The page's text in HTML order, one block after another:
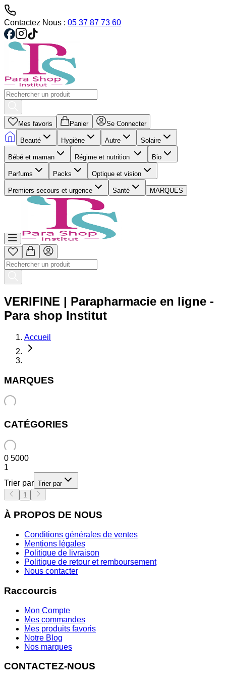
Contactez Nous : 05 37 87 73 60
Mes favoris Panier Se Connecter
Beauté Hygiène Autre Solaire
Bébé et maman Régime et nutrition Bio
Parfums Packs Optique et vision
Premiers secours et urgence Santé MARQUES
VERIFINE | Parapharmacie en ligne -
Para shop Institut
Accueil
MARQUES
CATÉGORIES
0 5000
1
Trier par Trier par
1
À PROPOS DE NOUS
Conditions générales de ventes
Mentions légales
Politique de livraison
Politique de retour et remboursement
Nous contacter
Raccourcis
Mon Compte
Mes commandes
Mes produits favoris
Notre Blog
Nos marques
CONTACTEZ-NOUS